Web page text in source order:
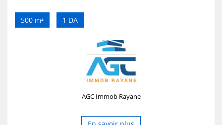
500 m² 1 DA
AGC Immob Rayane